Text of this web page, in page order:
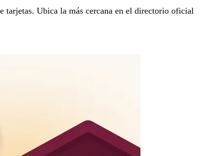
tarjetas. Ubica la más cercana en el directorio oficial